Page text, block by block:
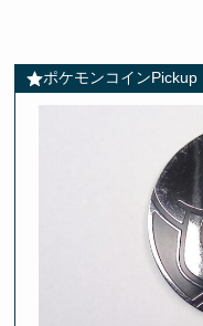
ポケモンコインPickup